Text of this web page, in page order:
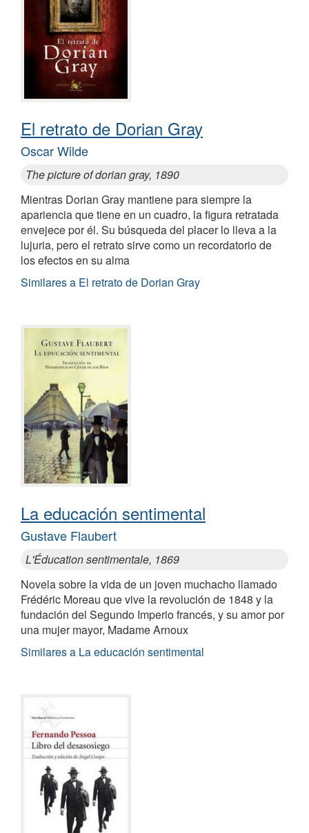
El retrato de Dorian Gray
Oscar Wilde
The picture of dorian gray, 1890
Mientras Dorian Gray mantiene para siempre la
apariencia que tiene en un cuadro, la figura retratada
envejece por él. Su búsqueda del placer lo lleva a la
lujuria, pero el retrato sirve como un recordatorio de
los efectos en su alma
Similares a El retrato de Dorian Gray
La educación sentimental
Gustave Flaubert
L'Éducation sentimentale, 1869
Novela sobre la vida de un joven muchacho llamado
Frédéric Moreau que vive la revolución de 1848 y la
fundación del Segundo Imperio francés, y su amor por
una mujer mayor, Madame Arnoux
Similares a La educación sentimental